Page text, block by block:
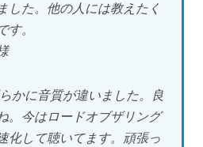
した。他の人には教えたく
す。
かに音質が違いました。良
。今はロードオブザリング
化して聴いてます。頑張っ